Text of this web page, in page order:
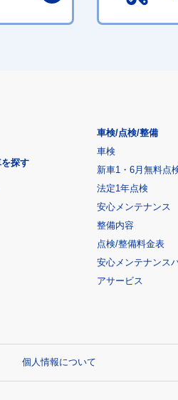
探す
車検/点検/整備
車検
新車1・6月無料点
法定1年点検
安心メンテナンス
整備内容
点検/整備料金表
安心メンテナンス
アサービス
個人情報について